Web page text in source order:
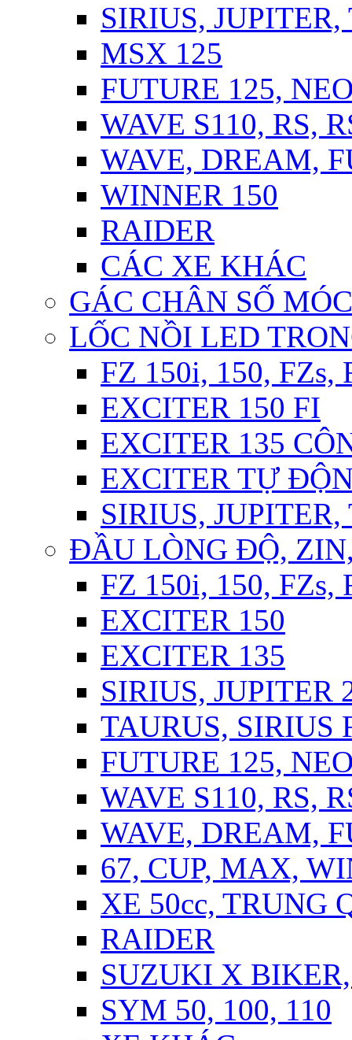
SIRIUS, JUPITER,
MSX 125
FUTURE 125,
WAVE S110, RS,
WAVE, DREAM,
WINNER 150
RAIDER
CÁC XE KHÁC
GÁC CHÂN SỐ MÓC
LỐC NỒI LED
FZ 150i, 150, FZs,
EXCITER 150 FI
EXCITER 135
EXCITER TỰ
SIRIUS, JUPITER,
ĐẦU LÒNG ĐỘ,
FZ 150i, 150, FZs,
EXCITER 150
EXCITER 135
SIRIUS, JUPITER
TAURUS, SIRIUS
FUTURE 125,
WAVE S110, RS,
WAVE, DREAM,
67, CUP, MAX,
XE 50cc, TRUNG
RAIDER
SUZUKI X
SYM 50, 100, 110